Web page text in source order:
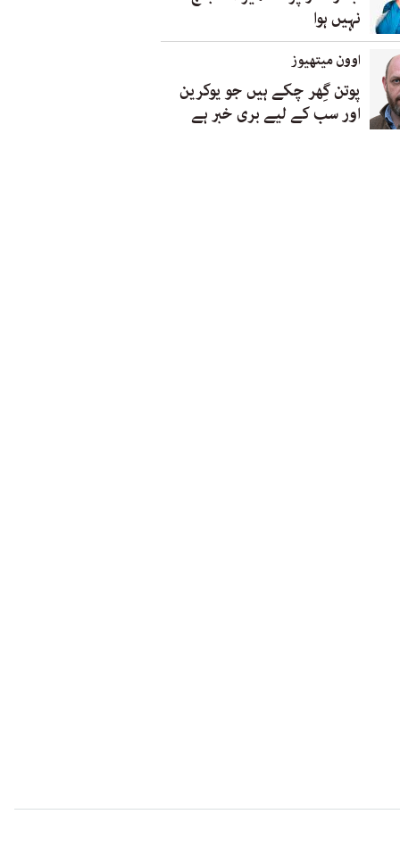
نہیں ہوا
اوون میتھیوز
پوتن گِھر چکے ہیں جو یوکرین
اور سب کے لیے بری خبر ہے